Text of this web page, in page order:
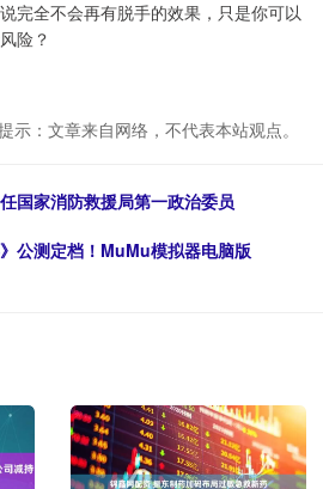
完全不会再有脱手的效果，只是你可以
险？
示：文章来自网络，不代表本站观点。
国家消防救援局第一政治委员
公测定档！MuMu模拟器电脑版